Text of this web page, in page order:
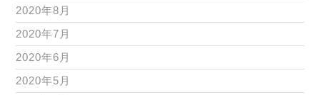
2020年8月
2020年7月
2020年6月
2020年5月